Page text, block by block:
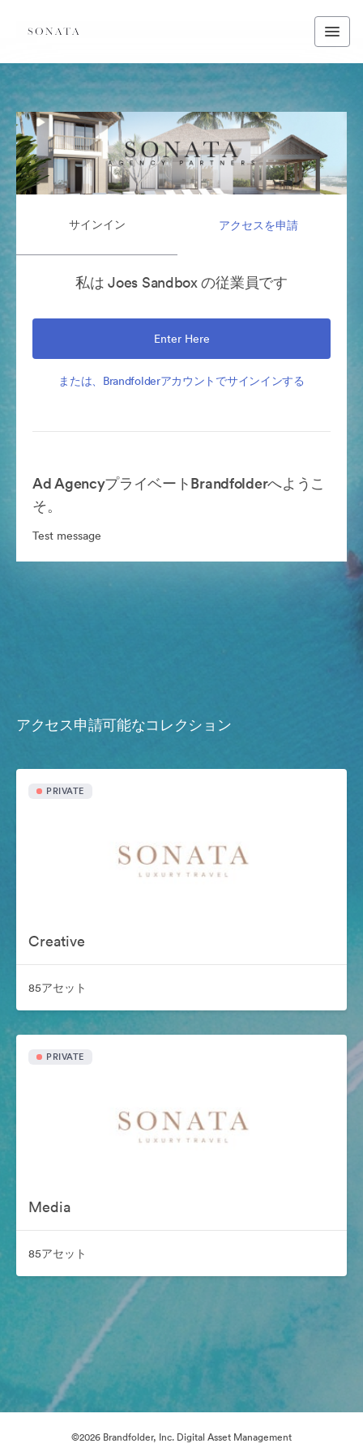
サインイン アクセスを申請
私は Joes Sandbox の従業員です
Enter Here
または、Brandfolderアカウントでサインインする
Ad AgencyプライベートBrandfolderへようこ
そ。
Test message
アクセス申請可能なコレクション
PRIVATE
Creative
85アセット
PRIVATE
Media
85アセット
©2026 Brandfolder, Inc. Digital Asset Management